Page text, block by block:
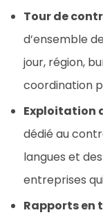
Tour de
d’ensemble
jour, région,
coordination
Exploitation
dédié au
langues et
entreprises
Rapports en